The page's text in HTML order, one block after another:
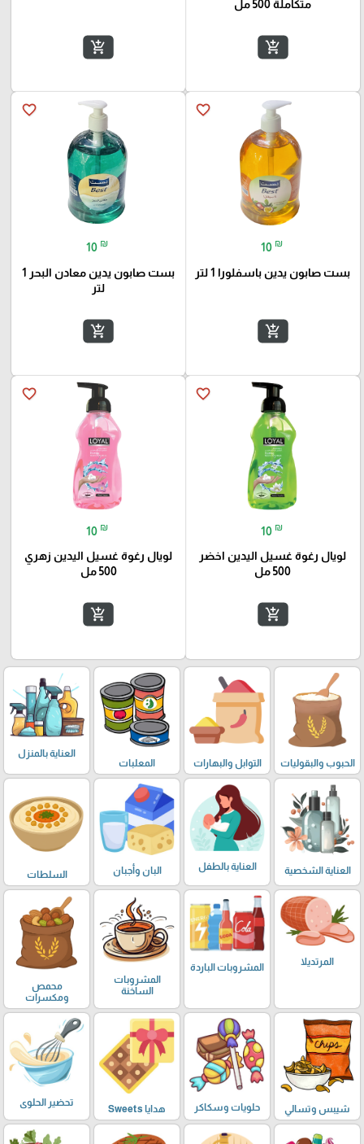
متكاملة 500 مل
add_shopping_cart
add_shopping_cart
favorite_border
10 ₪
بست صابون يدين باسفلورا 1 لتر
add_shopping_cart
favorite_border
10 ₪
بست صابون يدين معادن البحر 1
لتر
add_shopping_cart
favorite_border
10 ₪
لويال رغوة غسيل اليدين اخضر
500 مل
add_shopping_cart
favorite_border
10 ₪
لويال رغوة غسيل اليدين زهري
500 مل
add_shopping_cart
الحبوب والبقوليات التوابل والبهارات المعلبات
العناية بالمنزل
العناية الشخصية العناية بالطفل البان وأجبان السلطات
المرتديلا
المشروبات الباردة
المشروبات
الساخنة
محمص
ومكسرات
شيبس وتسالي حلويات وسكاكر هدايا Sweets
تحضير الحلوى